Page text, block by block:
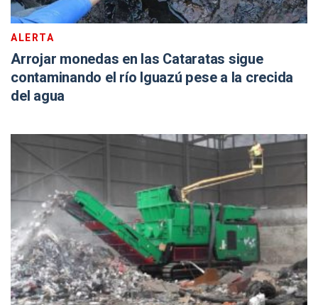
ALERTA
Arrojar monedas en las Cataratas sigue
contaminando el río Iguazú pese a la crecida
del agua